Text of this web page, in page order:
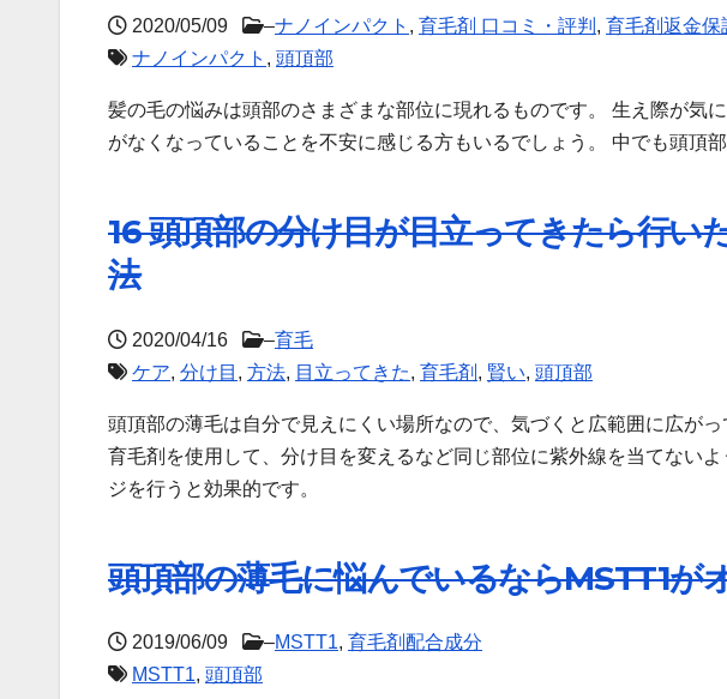
2020/05/09 –ナノインパクト , 育毛剤 口コミ・評判 , 育毛剤返金保
ナノインパクト , 頭頂部
髪の毛の悩みは頭部のさまざまな部位に現れるものです。 生え際が気
がなくなっていることを不安に感じる方もいるでしょう。 中でも頭頂
16 頭頂部の分け目が目立ってきたら行い
法
2020/04/16 –育毛
ケア, 分け目 , 方法, 目立ってきた, 育毛剤 , 賢い, 頭頂部
頭頂部の薄毛は自分で見えにくい場所なので、気づくと広範囲に広が
育毛剤を使用して、分け目を変えるなど同じ部位に紫外線を当てない
ジを行うと効果的です。
頭頂部の薄毛に悩んでいるならMSTT1が
2019/06/09 –MSTT1, 育毛剤配合成分
MSTT1, 頭頂部